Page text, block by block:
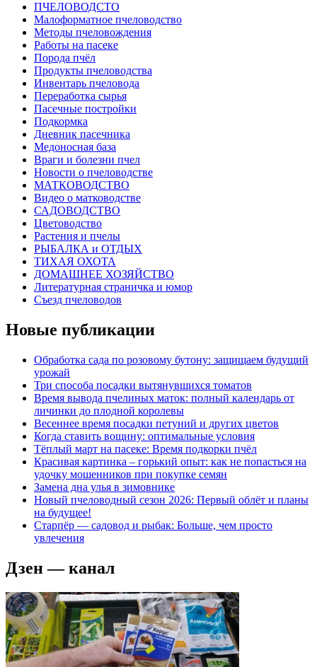
ПЧЕЛОВОДСТО
Малоформатное пчеловодство
Методы пчеловождения
Работы на пасеке
Порода пчёл
Продукты пчеловодства
Инвентарь пчеловода
Переработка сырья
Пасечные постройки
Подкормка
Дневник пасечника
Медоносная база
Враги и болезни пчел
Новости о пчеловодстве
МАТКОВОДСТВО
Видео о матководстве
САДОВОДСТВО
Цветоводство
Растения и пчелы
РЫБАЛКА и ОТДЫХ
ТИХАЯ ОХОТА
ДОМАШНЕЕ ХОЗЯЙСТВО
Литературная страничка и юмор
Съезд пчеловодов
Новые публикации
Обработка сада по розовому бутону: защищаем будущий
урожай
Три способа посадки вытянувшихся томатов
Время вывода пчелиных маток: полный календарь от
личинки до плодной королевы
Весеннее время посадки петуний и других цветов
Когда ставить вощину: оптимальные условия
Тёплый март на пасеке: Время подкорки пчёл
Красивая картинка – горький опыт: как не попасться на
удочку мошенников при покупке семян
Замена дна улья в зимовнике
Новый пчеловодный сезон 2026: Первый облёт и планы
на будущее!
Старпёр — садовод и рыбак: Больше, чем просто
увлечения
Дзен — канал